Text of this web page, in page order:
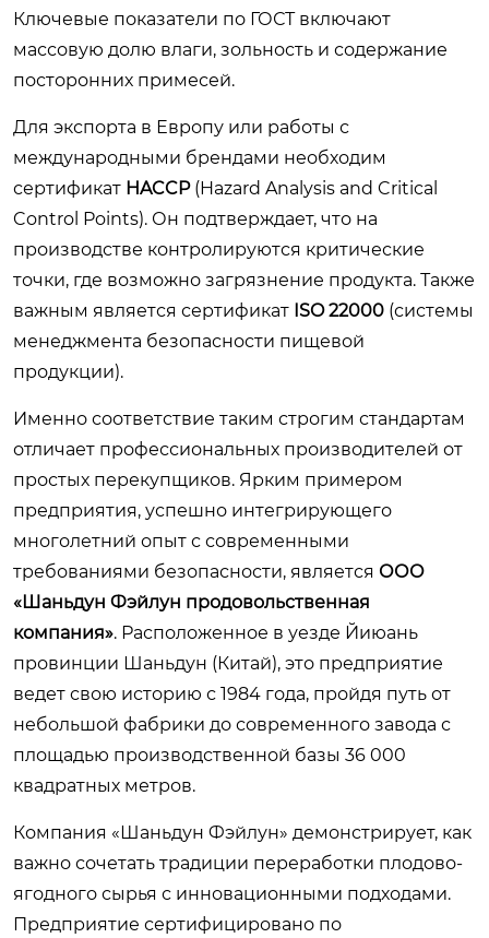
Ключевые показатели по ГОСТ включают
массовую долю влаги, зольность и содержание
посторонних примесей.
Для экспорта в Европу или работы с
международными брендами необходим
сертификат HACCP(Hazard Analysis and Critical
Control Points). Он подтверждает, что на
производстве контролируются критические
точки, где возможно загрязнение продукта. Также
важным является сертификат ISO 22000 (системы
менеджмента безопасности пищевой
продукции).
Именно соответствие таким строгим стандартам
отличает профессиональных производителей от
простых перекупщиков. Ярким примером
предприятия, успешно интегрирующего
многолетний опыт с современными
требованиями безопасности, является ООО
«Шаньдун Фэйлун продовольственная
компания». Расположенное в уезде Йиюань
провинции Шаньдун (Китай), это предприятие
ведет свою историю с 1984 года, пройдя путь от
небольшой фабрики до современного завода с
площадью производственной базы 36 000
квадратных метров.
Компания «Шаньдун Фэйлун» демонстрирует, как
важно сочетать традиции переработки плодово-
ягодного сырья с инновационными подходами.
Предприятие сертифицировано по